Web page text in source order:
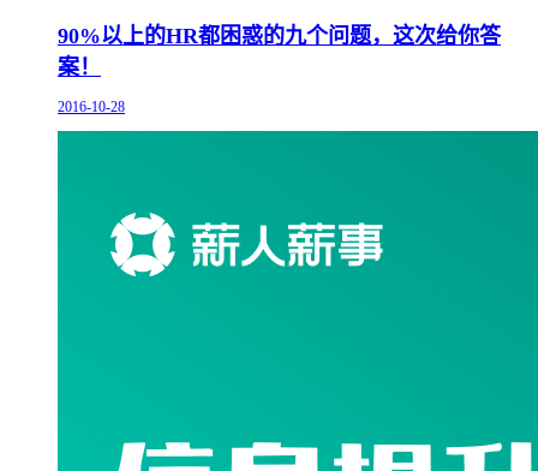
90%以上的HR都困惑的九个问题，这次给你答
案！
2016-10-28